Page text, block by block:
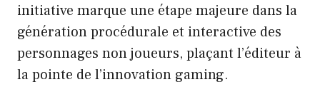
initiative marque une étape majeure dans la
génération procédurale et interactive des
personnages non joueurs, plaçant l’éditeur à
la pointe de l’innovation gaming.